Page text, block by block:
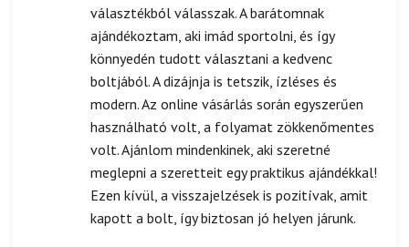
választékból válasszak. A barátomnak
ajándékoztam, aki imád sportolni, és így
könnyedén tudott választani a kedvenc
boltjából. A dizájnja is tetszik, ízléses és
modern. Az online vásárlás során egyszerűen
használható volt, a folyamat zökkenőmentes
volt. Ajánlom mindenkinek, aki szeretné
meglepni a szeretteit egy praktikus ajándékkal!
Ezen kívül, a visszajelzések is pozitívak, amit
kapott a bolt, így biztosan jó helyen járunk.